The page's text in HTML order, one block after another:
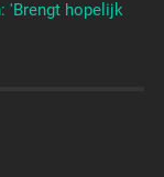
'Brengt hopelijk